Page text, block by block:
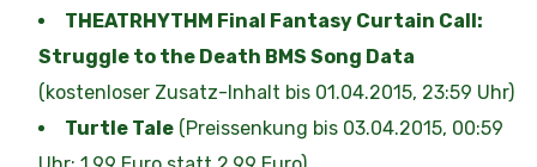
THEATRHYTHM Final Fantasy Curtain Call:
Struggle to the Death BMS Song Data
(kostenloser Zusatz-Inhalt bis 01.04.2015, 23:59 Uhr)
Turtle Tale (Preissenkung bis 03.04.2015, 00:59